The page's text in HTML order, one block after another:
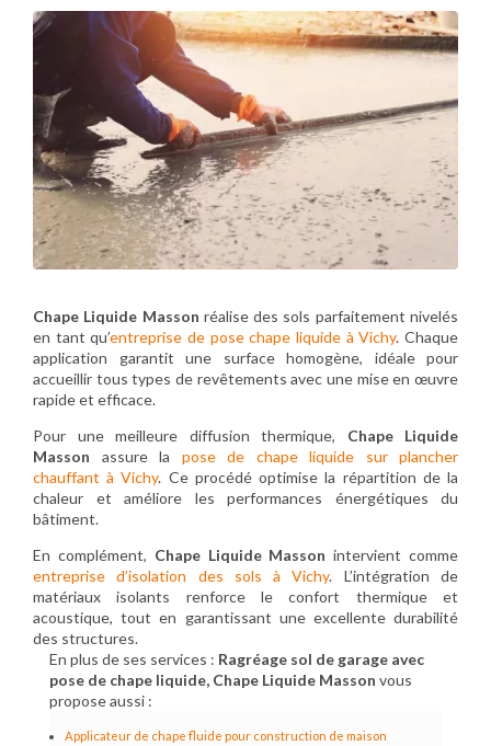
Chape Liquide Masson réalise des sols parfaitement nivelés
en tant qu’entreprise de pose chape liquide à Vichy. Chaque
application garantit une surface homogène, idéale pour
accueillir tous types de revêtements avec une mise en œuvre
rapide et efficace.
Pour une meilleure diffusion thermique, Chape Liquide
Masson assure la pose de chape liquide sur plancher
chauffant à Vichy. Ce procédé optimise la répartition de la
chaleur et améliore les performances énergétiques du
bâtiment.
En complément, Chape Liquide Masson intervient comme
entreprise d’isolation des sols à Vichy. L’intégration de
matériaux isolants renforce le confort thermique et
acoustique, tout en garantissant une excellente durabilité
des structures.
En plus de ses services : Ragréage sol de garage avec
pose de chape liquide, Chape Liquide Masson vous
propose aussi :
Applicateur de chape fluide pour construction de maison